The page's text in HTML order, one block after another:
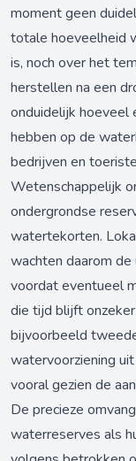
moment geen
totale hoeveelheid
is, noch over het
herstellen na een
onduidelijk
hebben op de
bedrijven en
Wetenschappelijk
ondergrondse
watertekorten.
wachten daarom
voordat eventueel
die tijd blijft
bijvoorbeeld
watervoorziening
vooral gezien de
De precieze
waterreserves als